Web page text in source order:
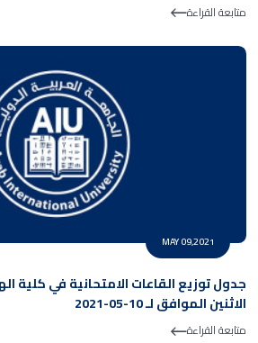
متابعة القراءة
MAY 09,2021
جدول توزيع القاعات الامتحانية في كلية
الاثنين الموافق لـ 10-05-2021
متابعة القراءة